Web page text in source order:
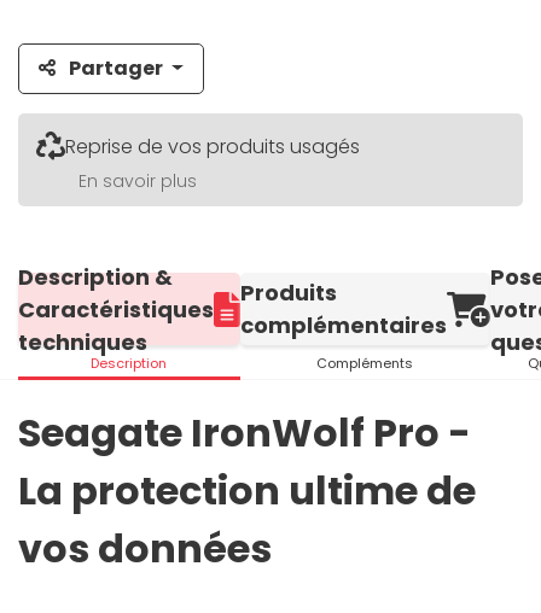
Partager
Reprise de vos produits usagés
En savoir plus
Description &
Caractéristiques
techniques
Description
Produits
complémentaires
Compléments
Seagate IronWolf Pro -
La protection ultime de
vos données